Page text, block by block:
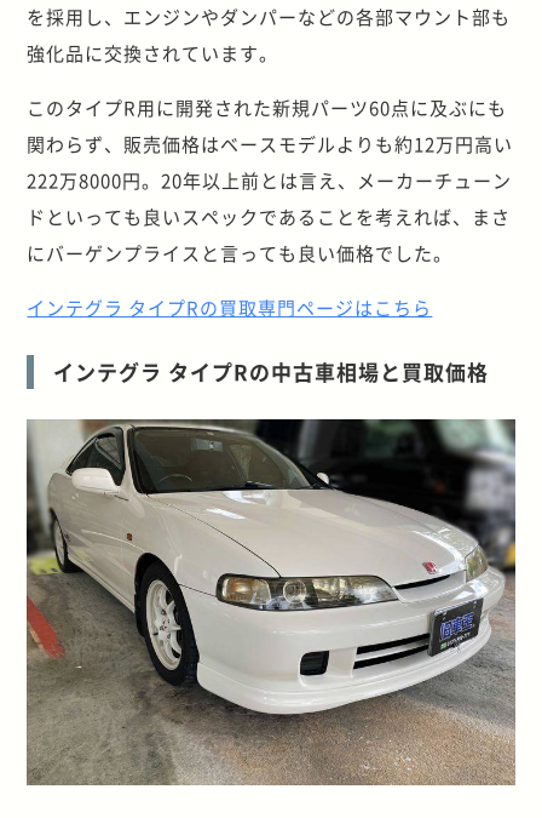
を採用し、エンジンやダンパーなどの各部マウント部も
強化品に交換されています。
このタイプR用に開発された新規パーツ60点に及ぶにも
関わらず、販売価格はベースモデルよりも約12万円高い
222万8000円。20年以上前とは言え、メーカーチューン
ドといっても良いスペックであることを考えれば、まさ
にバーゲンプライスと言っても良い価格でした。
インテグラ タイプRの買取専門ページはこちら
インテグラ タイプRの中古車相場と買取価格